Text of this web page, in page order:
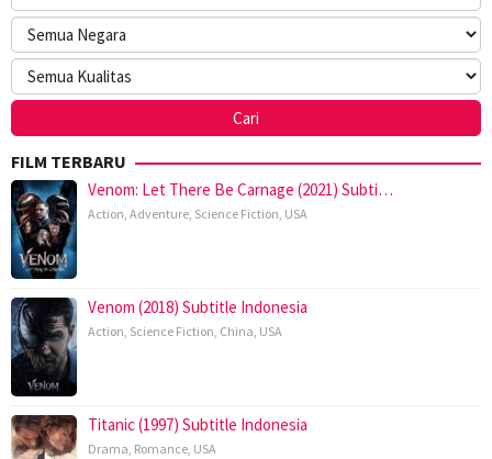
FILM TERBARU
Venom: Let There Be Carnage (2021) Subti…
Action, Adventure, Science Fiction, USA
Venom (2018) Subtitle Indonesia
Action, Science Fiction, China, USA
Titanic (1997) Subtitle Indonesia
Drama, Romance, USA